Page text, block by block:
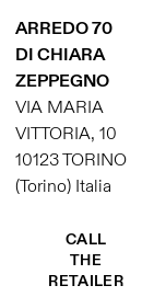
ARREDO 70
DI CHIARA
ZEPPEGNO
VIA MARIA
VITTORIA, 10
10123 TORINO
(Torino) Italia
CALL
THE
RETAILER